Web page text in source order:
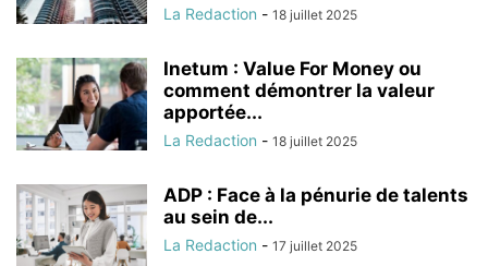
La Redaction - 18 juillet 2025
Inetum : Value For Money ou
comment démontrer la valeur
apportée...
La Redaction - 18 juillet 2025
ADP : Face à la pénurie de talents
au sein de...
La Redaction - 17 juillet 2025